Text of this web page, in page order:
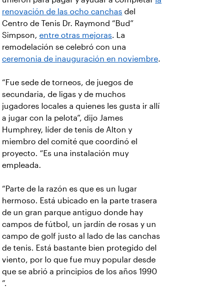
renovación de las ocho canchas del
Centro de Tenis Dr. Raymond “Bud”
Simpson, entre otras mejoras. La
remodelación se celebró con una
ceremonia de inauguración en noviembre.
“Fue sede de torneos, de juegos de
secundaria, de ligas y de muchos
jugadores locales a quienes les gusta ir allí
a jugar con la pelota”, dijo James
Humphrey, líder de tenis de Alton y
miembro del comité que coordinó el
proyecto. “Es una instalación muy
empleada.
“Parte de la razón es que es un lugar
hermoso. Está ubicado en la parte trasera
de un gran parque antiguo donde hay
campos de fútbol, un jardín de rosas y un
campo de golf justo al lado de las canchas
de tenis. Está bastante bien protegido del
viento, por lo que fue muy popular desde
que se abrió a principios de los años 1990
”.